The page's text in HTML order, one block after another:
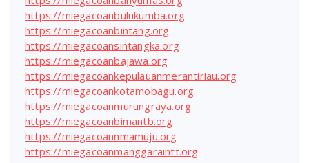
https://miegacoanbulukumba.org
https://miegacoanbintang.org
https://miegacoansintangka.org
https://miegacoanbajawa.org
https://miegacoankepulauanmerantiriau.org
https://miegacoankotamobagu.org
https://miegacoanmurungraya.org
https://miegacoanbimantb.org
https://miegacoannmamuju.org
https://miegacoanmanggaraintt.org